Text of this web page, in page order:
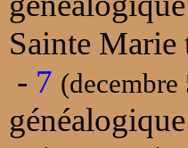
Sainte Marie
- 7 (decembre